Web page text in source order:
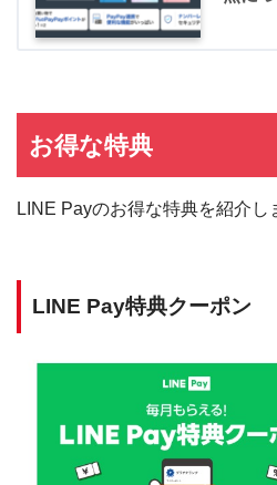
お得な特典
LINE Payのお得な特典を紹介し
LINE Pay特典クーポン